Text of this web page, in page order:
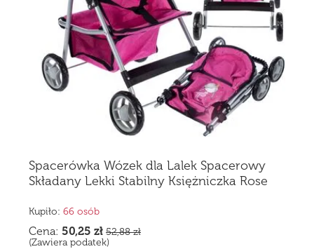
Spacerówka Wózek dla Lalek Spacerowy
Składany Lekki Stabilny Księżniczka Rose
Kupiło: 66 osób
Cena: 50,25 zł 52,88 zł
(Zawiera podatek)